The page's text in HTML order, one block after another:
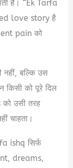
है। “Ek Tarfa
love story है
pain को
नहीं, बल्कि उस
को पूरे दिल
उसी तरह
चाहता।
ishq सिर्फ
dreams,